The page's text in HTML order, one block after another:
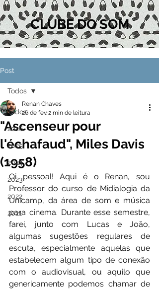
CLUBE DO SOM
Post
Todos
2026
2025
2024
2023
2022
2021
Todos
"Ascenseur pour
l'échafaud", Miles Davis
(1958)
Renan Chaves
26 de fev.2 min de leitura
Oi pessoal! Aqui é o Renan, sou
Professor do curso de Midialogia da
Unicamp, da área de som e música
para cinema. Durante esse semestre,
farei, junto com Lucas e João,
algumas sugestões regulares de
escuta, especialmente aquelas que
estabelecem algum tipo de conexão
com o audiovisual, ou aquilo que
genericamente podemos chamar de